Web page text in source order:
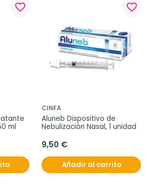
favorite_border
ml
favorite_border
CINFA
Aluneb Dispositivo de
Nebulización Nasal, 1 unidad
9,50 €
Añadir al carrito